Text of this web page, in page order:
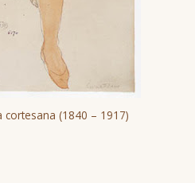
cortesana (1840 – 1917)